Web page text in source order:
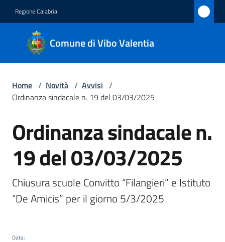
Regione Calabria
Comune di Vibo Valentia
Comune
di Vibo
Valentia
Novità
Servizi
Vivere
Vibo
Home / Novità / Avvisi /
Ordinanza sindacale n. 19 del 03/03/2025
Salta al contenuto
Ordinanza sindacale n.
19 del 03/03/2025
Chiusura scuole Convitto “Filangieri” e Istituto
“De Amicis” per il giorno 5/3/2025
Data: